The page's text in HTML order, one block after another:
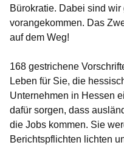
Bürokratie. Dabei sind
vorangekommen. Das
auf dem Weg!
168 gestrichene
Leben für Sie, die
Unternehmen in Hessen
dafür sorgen, dass
die Jobs kommen. Sie
Berichtspflichten lichten